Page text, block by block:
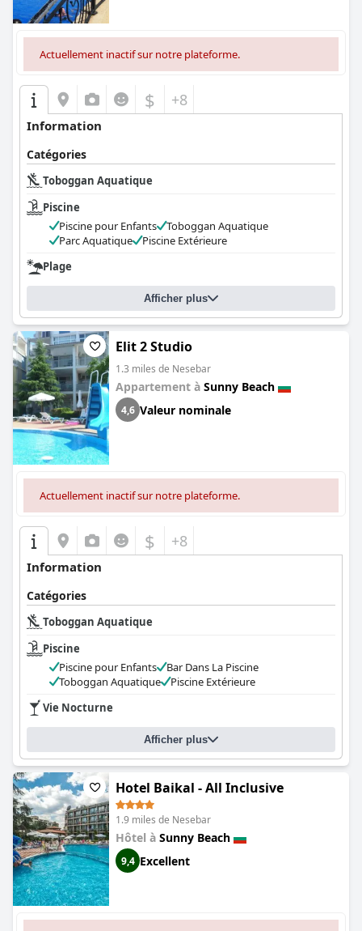
Actuellement inactif sur notre plateforme.
$ +8
Information
Catégories
Toboggan Aquatique
Piscine
Piscine pour Enfants
Toboggan Aquatique
Parc Aquatique
Piscine Extérieure
Plage
Afficher plus
Elit 2 Studio
1.3 miles de Nesebar
Appartement à Sunny Beach
4,6 Valeur nominale
Actuellement inactif sur notre plateforme.
$ +8
Information
Catégories
Toboggan Aquatique
Piscine
Piscine pour Enfants
Bar Dans La Piscine
Toboggan Aquatique
Piscine Extérieure
Vie Nocturne
Afficher plus
Hotel Baikal - All Inclusive
1.9 miles de Nesebar
Hôtel à Sunny Beach
9,4 Excellent